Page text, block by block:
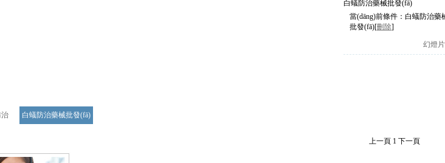
治 白蟻防治藥械批發(fā)
白蟻防治藥械批發(fā)
當(dāng)前條件： 白蟻防治藥
批發(fā)[刪除]
幻燈片
上一頁 1 下一頁